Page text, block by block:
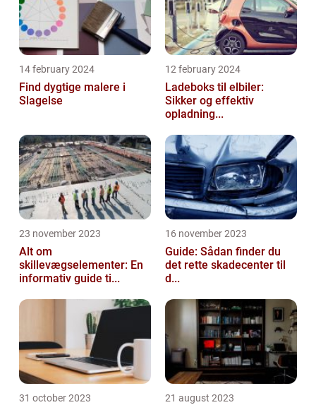
14 february 2024
Find dygtige malere i
Slagelse
12 february 2024
Ladeboks til elbiler:
Sikker og effektiv
opladning...
23 november 2023
Alt om
skillevægselementer: En
informativ guide ti...
16 november 2023
Guide: Sådan finder du
det rette skadecenter til
d...
31 october 2023 21 august 2023